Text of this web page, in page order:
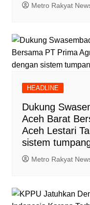
Metro Rakyat
HEADLINE
Dukung
Aceh Barat
Aceh Lestari
sistem
Metro Rakyat